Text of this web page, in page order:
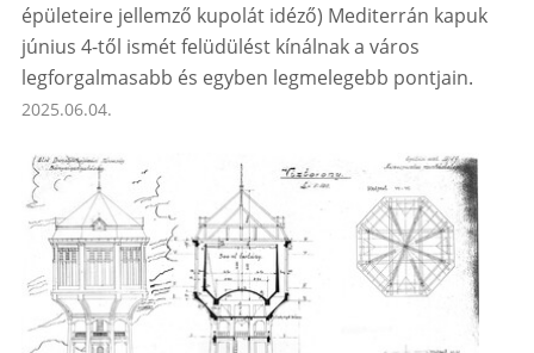
épületeire jellemző kupolát idéző) Mediterrán kapuk
június 4-től ismét felüdülést kínálnak a város
legforgalmasabb és egyben legmelegebb pontjain.
2025.06.04.